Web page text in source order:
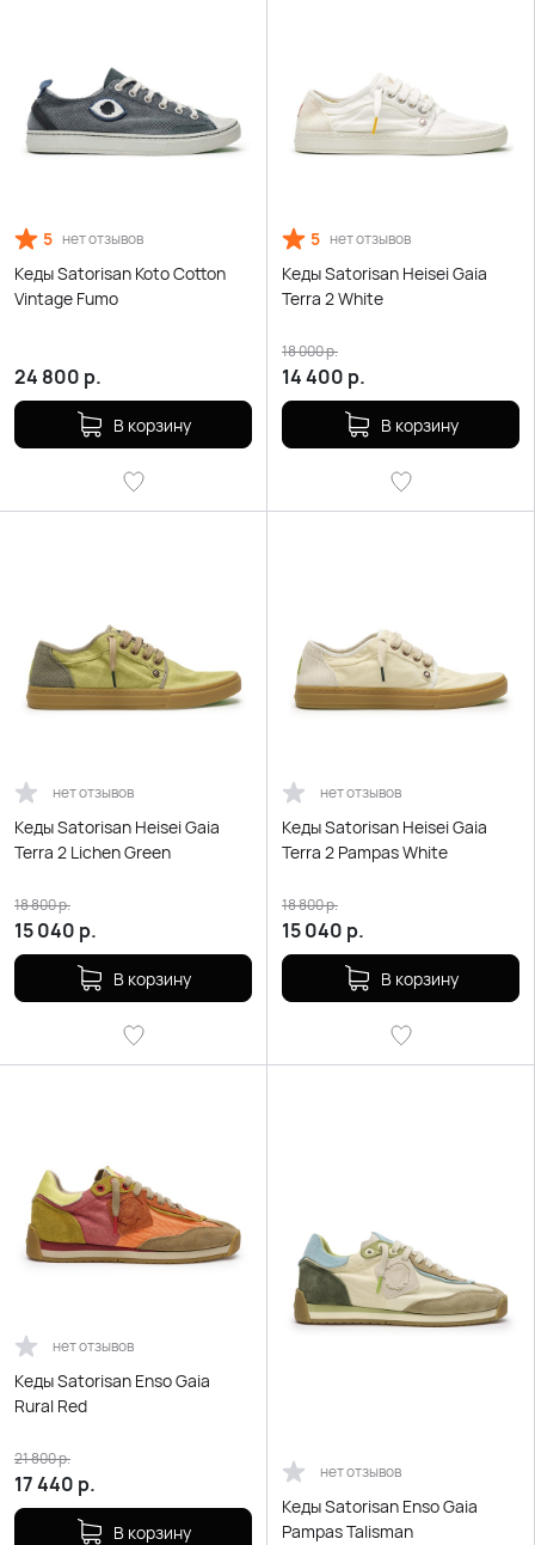
5 нет отзывов
Кеды Satorisan Koto Cotton
Vintage Fumo
24 800 р.
В корзину
5 нет отзывов
Кеды Satorisan Heisei Gaia
Terra 2 White
14 400 р.
18 000р.
В корзину
нет отзывов
Кеды Satorisan Heisei Gaia
Terra 2 Lichen Green
15 040 р.
18 800р.
В корзину
нет отзывов
Кеды Satorisan Heisei Gaia
Terra 2 Pampas White
15 040 р.
18 800р.
В корзину
нет отзывов
Кеды Satorisan Enso Gaia
Rural Red
17 440 р.
21 800р.
В корзину
нет отзывов
Кеды Satorisan Enso Gaia
Pampas Talisman